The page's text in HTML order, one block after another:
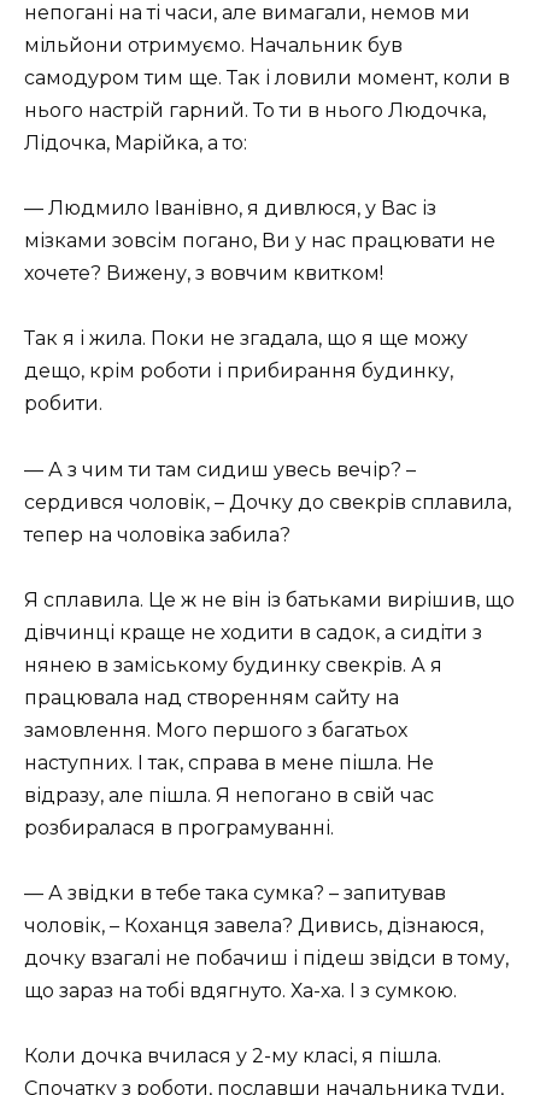
непогані на ті часи, але вимагали, немов ми
мільйони отримуємо. Начальник був
самодуром тим ще. Так і ловили момент, коли в
нього настрій гарний. То ти в нього Людочка,
Лідочка, Марійка, а то:
— Людмило Іванівно, я дивлюся, у Вас із
мізками зовсім погано, Ви у нас працювати не
хочете? Вижену, з вовчим квитком!
Так я і жила. Поки не згадала, що я ще можу
дещо, крім роботи і прибирання будинку,
робити.
— А з чим ти там сидиш увесь вечір? –
сердився чоловік, – Дочку до свекрів сплавила,
тепер на чоловіка забила?
Я сплавила. Це ж не він із батьками вирішив, що
дівчинці краще не ходити в садок, а сидіти з
нянею в заміському будинку свекрів. А я
працювала над створенням сайту на
замовлення. Мого першого з багатьох
наступних. І так, справа в мене пішла. Не
відразу, але пішла. Я непогано в свій час
розбиралася в програмуванні.
— А звідки в тебе така сумка? – запитував
чоловік, – Коханця завела? Дивись, дізнаюся,
дочку взагалі не побачиш і підеш звідси в тому,
що зараз на тобі вдягнуто. Ха-ха. І з сумкою.
Коли дочка вчилася у 2-му класі, я пішла.
Спочатку з роботи, пославши начальника туди,